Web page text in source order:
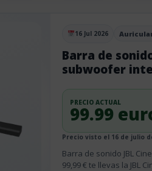
Publicado el
16 Jul 2026
Barra de
subwoofer
PRECIO ACTUAL
99.99
Precio visto el 16 de julio
Barra de sonido JBL
99,99 € te llevas la JBL